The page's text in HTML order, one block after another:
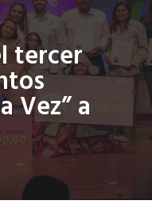
tercer
Vez” a